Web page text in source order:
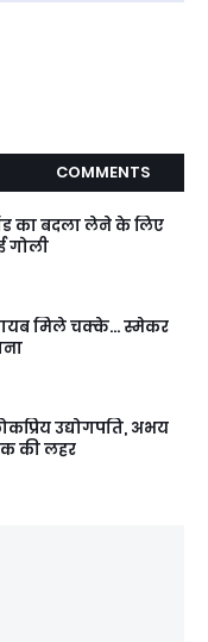
COMMENTS
का बदला लेने के लिए
गोली
मिले चक्के... स्मेकर
उद्योगपति, अभय
की लहर